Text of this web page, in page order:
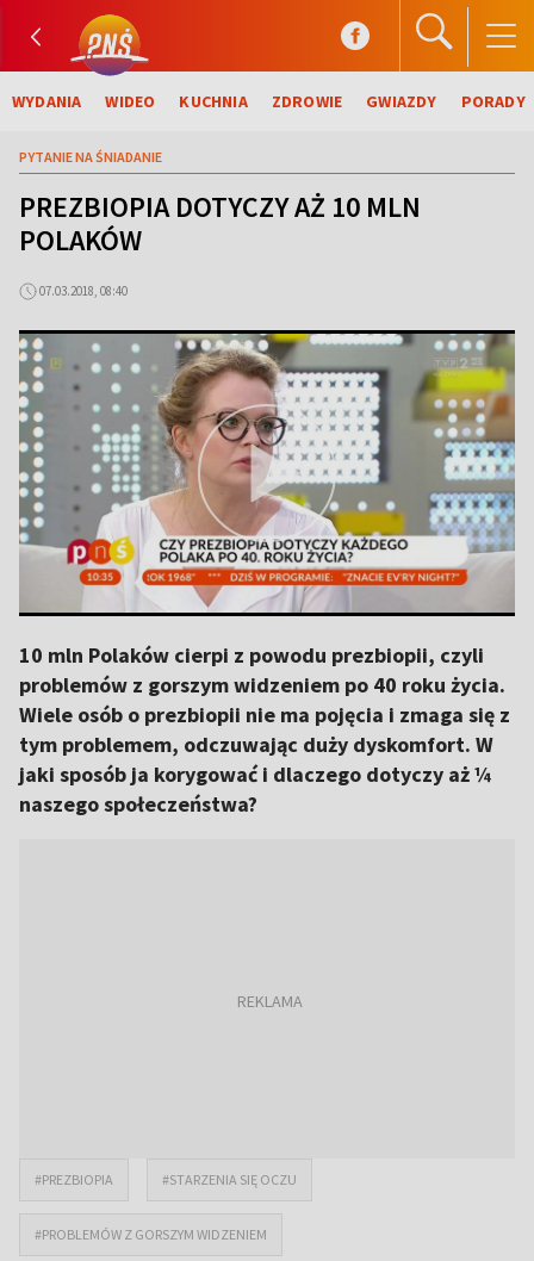
WYDANIA WIDEO KUCHNIA ZDROWIE GWIAZDY PORADY
PYTANIE NA ŚNIADANIE
PREZBIOPIA DOTYCZY AŻ 10 MLN
POLAKÓW
07.03.2018, 08:40
10 mln Polaków cierpi z powodu prezbiopii, czyli
problemów z gorszym widzeniem po 40 roku życia.
Wiele osób o prezbiopii nie ma pojęcia i zmaga się z
tym problemem, odczuwając duży dyskomfort. W
jaki sposób ja korygować i dlaczego dotyczy aż ¼
naszego społeczeństwa?
#PREZBIOPIA #STARZENIA SIĘ OCZU
#PROBLEMÓW Z GORSZYM WIDZENIEM